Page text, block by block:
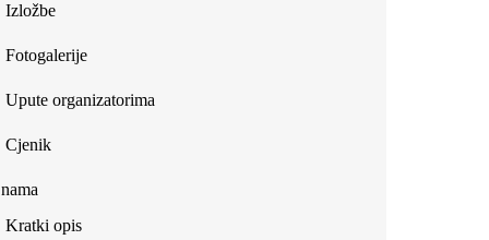
Izložbe
Fotogalerije
Upute organizatorima
Cjenik
Kratki opis